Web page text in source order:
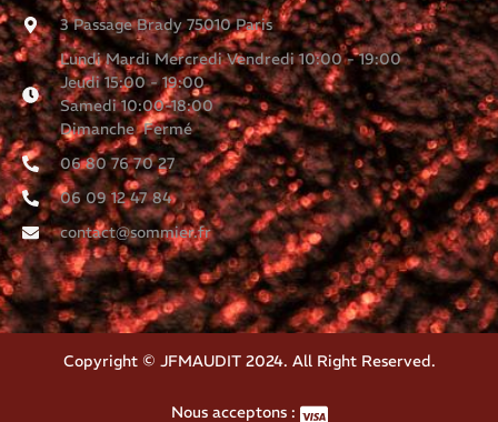
3 Passage Brady 75010 Paris
Lundi Mardi Mercredi Vendredi 10:00 - 19:00
Jeudi 15:00 - 19:00
Samedi 10:00-18:00
Dimanche Fermé
06 80 76 70 27
06 09 12 47 84
contact@sommier.fr
Copyright © JFMAUDIT 2024. All Right Reserved.
Nous acceptons :